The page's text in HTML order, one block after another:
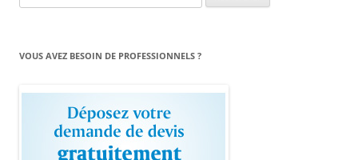
VOUS AVEZ BESOIN DE PROFESSIONNELS ?